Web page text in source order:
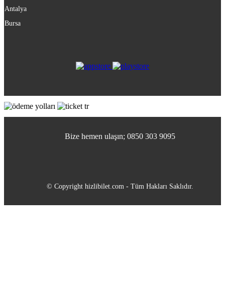
Antalya
Bursa
Bize hemen ulaşın; 0850 303 9095
© Copyright hizlibilet.com - Tüm Hakları Saklıdır.